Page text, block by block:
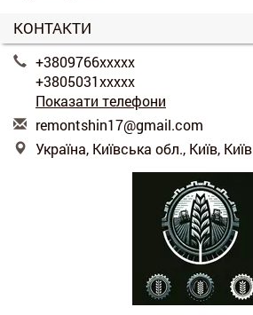
КОНТАКТИ
+3809766xxxxx
+3805031xxxxx
Показати телефони
remontshin17@gmail.com
Україна, Київська обл., Київ, Київ